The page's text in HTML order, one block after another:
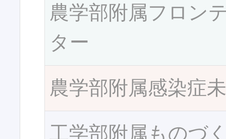
農学部附属フロン
ター
農学部附属感染症
工学部附属ものづ